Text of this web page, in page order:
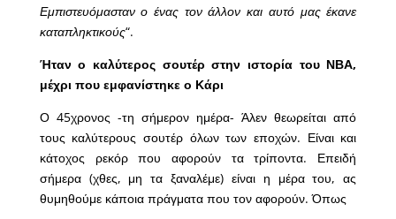
Εμπιστευόμασταν ο ένας τον άλλον και αυτό μας έκανε
καταπληκτικούς“.
Ήταν ο καλύτερος σουτέρ στην ιστορία του ΝΒΑ,
μέχρι που εμφανίστηκε ο Κάρι
Ο 45χρονος -τη σήμερον ημέρα- Άλεν θεωρείται από
τους καλύτερους σουτέρ όλων των εποχών. Είναι και
κάτοχος ρεκόρ που αφορούν τα τρίποντα. Επειδή
σήμερα (χθες, μη τα ξαναλέμε) είναι η μέρα του, ας
θυμηθούμε κάποια πράγματα που τον αφορούν. Όπως